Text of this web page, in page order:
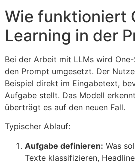
Wie funktioniert
Learning in der
Bei der Arbeit mit LLMs wird
den Prompt umgesetzt. Der
Beispiel direkt im Eingabetext,
Aufgabe stellt. Das Modell
überträgt es auf den neuen Fall.
Typischer Ablauf:
Aufgabe definieren: Was
Texte klassifizieren,